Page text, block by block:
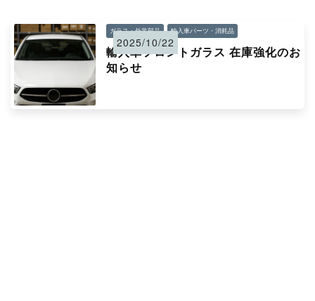
ガラス・外装部品 輸入車パーツ・消耗品
2025/10/22
輸入車フロントガラス 在庫強化のお
知らせ